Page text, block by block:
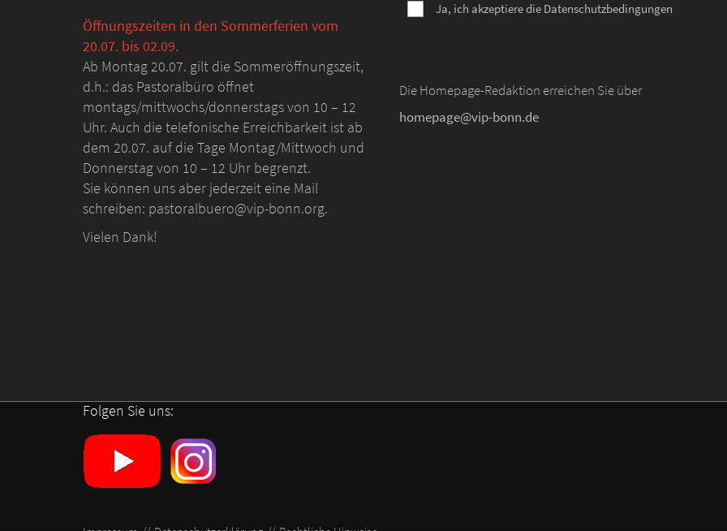
Ja, ich akzeptiere die Datenschutzbedingungen
Die Homepage-Redaktion erreichen Sie über
homepage@vip-bonn.de
Öffnungszeiten in den Sommerferien vom
20.07. bis 02.09.
Ab Montag 20.07. gilt die Sommeröffnungszeit,
d.h.: das Pastoralbüro öffnet
montags/mittwochs/donnerstags von 10 – 12
Uhr. Auch die telefonische Erreichbarkeit ist ab
dem 20.07. auf die Tage Montag/Mittwoch und
Donnerstag von 10 – 12 Uhr begrenzt.
Sie können uns aber jederzeit eine Mail
schreiben: pastoralbuero@vip-bonn.org.
Vielen Dank!
Folgen Sie uns: